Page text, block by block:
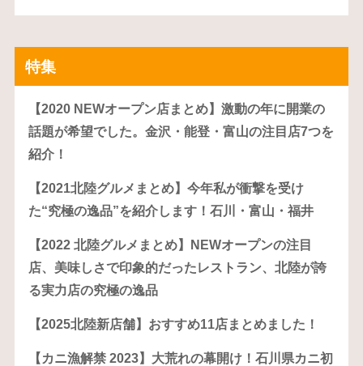
特集
【2020 NEWオープン店まとめ】激動の年に開業の
話題が希望でした。金沢・能登・富山の注目店7つを
紹介！
【2021北陸グルメまとめ】今年私が衝撃を受け
た“究極の逸品”を紹介します！石川・富山・福井
【2022 北陸グルメまとめ】NEWオープンの注目
店、美味しさで印象的だったレストラン、北陸が誇
る実力店の究極の逸品
【2025北陸新店舗】おすすめ11店まとめました！
【カニ漁解禁 2023】大荒れの幕開け！石川県カニ初